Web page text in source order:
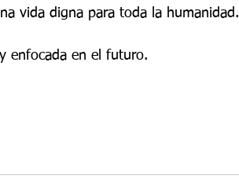
vida digna para toda la humanidad.
enfocada en el futuro.